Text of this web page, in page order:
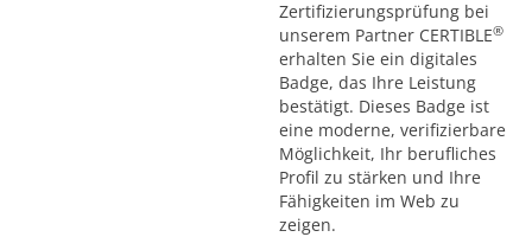
Zertifizierungsprüfung bei
unserem Partner CERTIBLE®
erhalten Sie ein digitales
Badge, das Ihre Leistung
bestätigt. Dieses Badge ist
eine moderne, verifizierbare
Möglichkeit, Ihr berufliches
Profil zu stärken und Ihre
Fähigkeiten im Web zu
zeigen.